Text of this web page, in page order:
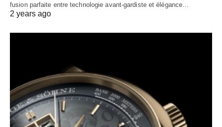
fusion parfaite entre technologie avant-gardiste et élégance…
2 years ago